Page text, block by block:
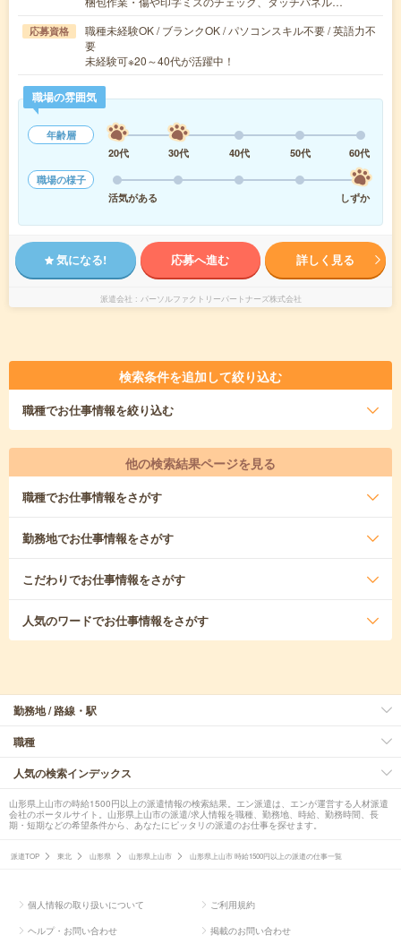
応募資格
職種未経験OK / ブランクOK / パソコンスキル不要 / 英語力不
要
未経験可※20～40代が活躍中！
職場の雰囲気
年齢層
20代
30代 40代 50代
60代
職場の様子
活気がある
しずか
気になる! 応募へ進む 詳しく見る
派遣会社 パーソルファクトリーパートナーズ株式会社
検索条件を追加して絞り込む
職種でお仕事情報を絞り込む
他の検索結果ページを見る
職種でお仕事情報をさがす
勤務地でお仕事情報をさがす
こだわりでお仕事情報をさがす
人気のワードでお仕事情報をさがす
勤務地 / 路線・駅
職種
人気の検索インデックス
山形県上山市の時給1500円以上の派遣情報の検索結果。エン派遣は、エンが運営する人材派遣
会社のポータルサイト。山形県上山市の派遣/求人情報を職種、勤務地、時給、勤務時間、長
期・短期などの希望条件から、あなたにピッタリの派遣のお仕事を探せます。
派遣TOP 東北 山形県 山形県上山市 山形県上山市 時給1500円以上の派遣の仕事一覧
個人情報の取り扱いについて ご利用規約
ヘルプ・お問い合わせ 掲載のお問い合わせ